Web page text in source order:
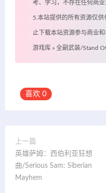
考、学习，不存在任何商业
5.本站提供的所有资源仅
止下载本站资源参与商业和
游戏库 » 全副武装/Stand
喜欢 0
上一篇
英雄萨姆：西伯利亚狂想
曲/Serious Sam: Siberian
Mayhem